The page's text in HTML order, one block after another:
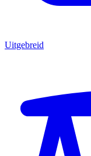
Uitgebreid